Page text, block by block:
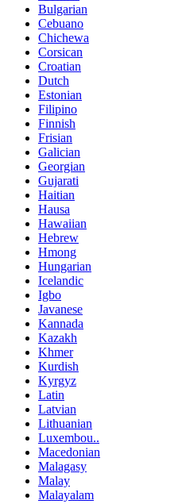
Bulgarian
Cebuano
Chichewa
Corsican
Croatian
Dutch
Estonian
Filipino
Finnish
Frisian
Galician
Georgian
Gujarati
Haitian
Hausa
Hawaiian
Hebrew
Hmong
Hungarian
Icelandic
Igbo
Javanese
Kannada
Kazakh
Khmer
Kurdish
Kyrgyz
Latin
Latvian
Lithuanian
Luxembou..
Macedonian
Malagasy
Malay
Malayalam